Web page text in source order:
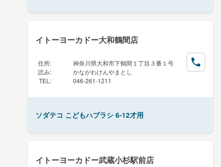
イトーヨーカドー大和鶴間店
住所:
神奈川県大和市下鶴間１丁目３番１号
読み:
かながわけんやまとし
TEL : 046-261-1211
ソダテコ こどもハブラシ 6-12才用
イトーヨーカドー武蔵小杉駅前店